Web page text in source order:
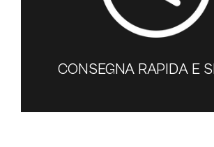
CONSEGNA RAPIDA E